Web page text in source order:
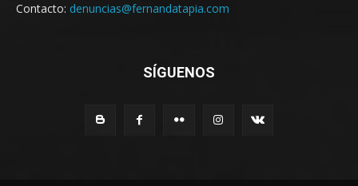
Contacto: denuncias@fernandatapia.com
SÍGUENOS